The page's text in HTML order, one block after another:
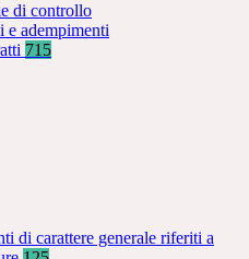
di controllo
e adempimenti
715
di carattere generale riferiti a